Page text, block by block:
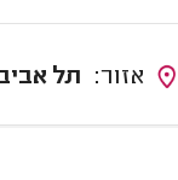
תל